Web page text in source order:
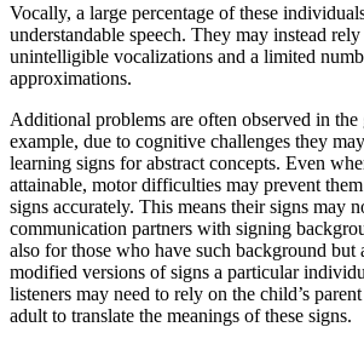
Vocally, a large percentage of these
understandable speech. They may instead
unintelligible vocalizations and a limited
approximations.
Additional problems are often observed in the
example, due to cognitive challenges they
learning signs for abstract concepts. Even
attainable, motor difficulties may prevent
signs accurately. This means their signs may
communication partners with signing
also for those who have such background but
modified versions of signs a particular
listeners may need to rely on the child’s
adult to translate the meanings of these signs.